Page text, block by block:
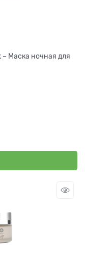
– Маска ночная для